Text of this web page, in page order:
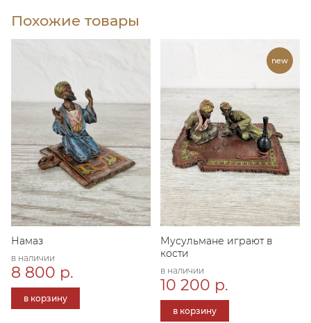
Похожие товары
Намаз
в наличии
8 800 р.
в корзину
Мусульмане играют в
кости
в наличии
10 200 р.
в корзину